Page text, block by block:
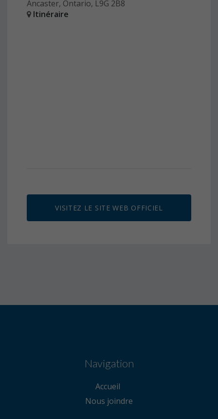
Ancaster, Ontario, L9G 2B8
Itinéraire
VISITEZ LE SITE WEB OFFICIEL
Navigation
Accueil
Nous joindre